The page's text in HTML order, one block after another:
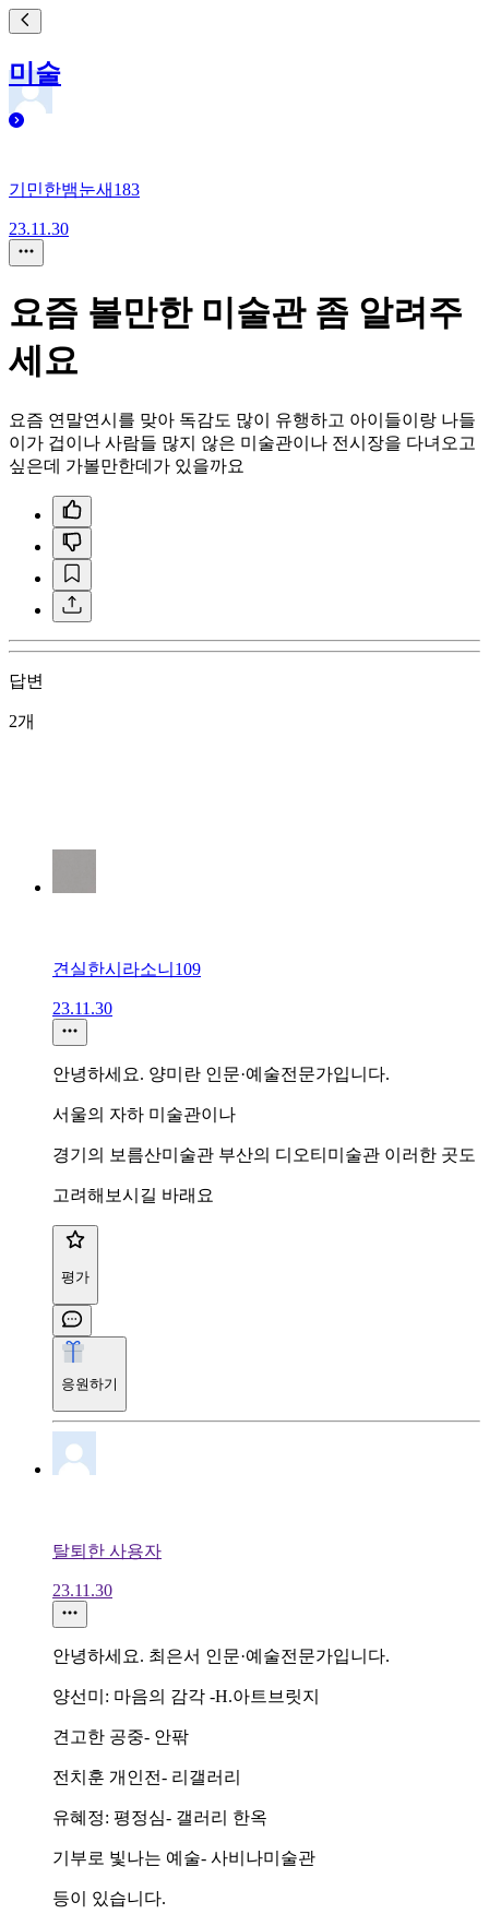
미술
기민한뱀눈새183
23.11.30
요즘 볼만한 미술관 좀 알려주
세요
요즘 연말연시를 맞아 독감도 많이 유행하고 아이들이랑 나들
이가 겁이나 사람들 많지 않은 미술관이나 전시장을 다녀오고
싶은데 가볼만한데가 있을까요
답변
2개
견실한시라소니109
23.11.30
안녕하세요. 양미란 인문·예술전문가입니다.
서울의 자하 미술관이나
경기의 보름산미술관 부산의 디오티미술관 이러한 곳도
고려해보시길 바래요
평가
응원하기
탈퇴한 사용자
23.11.30
안녕하세요. 최은서 인문·예술전문가입니다.
양선미: 마음의 감각 -H.아트브릿지
견고한 공중- 안팎
전치훈 개인전- 리갤러리
유혜정: 평정심- 갤러리 한옥
기부로 빛나는 예술- 사비나미술관
등이 있습니다.